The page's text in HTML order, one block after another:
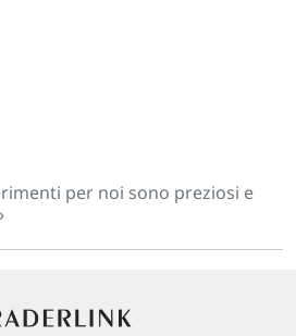
per noi sono preziosi e